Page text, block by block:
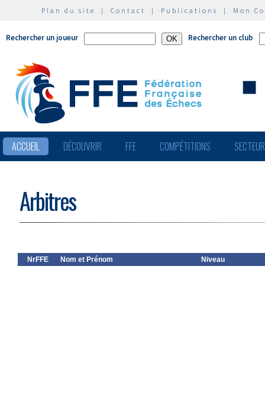
Plan du site | Contact | Publications | Mon
Rechercher un joueur Rechercher un club
ACCUEIL DÉCOUVRIR FFE COMPÉTITIONS
Arbitres
NrFFE Nom et Prénom Niveau